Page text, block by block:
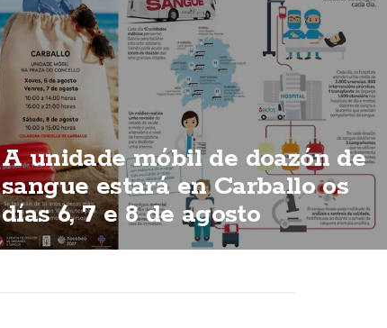
A unidade móbil de doazón de
sangue estará en Carballo os
días 6, 7 e 8 de agosto